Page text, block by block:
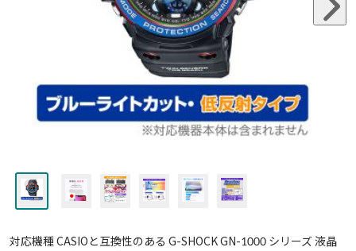
対応機種 CASIOと互換性のある G-SHOCK GN-1000 シリーズ 液晶